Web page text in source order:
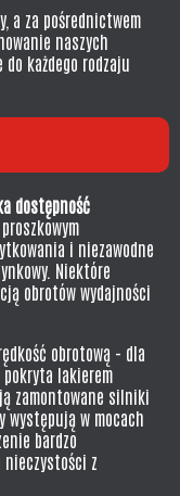
a za pośrednictwem
naszych
każdego rodzaju
dostępność
i niezawodne
Niektóre
obrotów wydajności
obrotową - dla
lakierem
zamontowane silniki
występują w mocach
bardzo
nieczystości z